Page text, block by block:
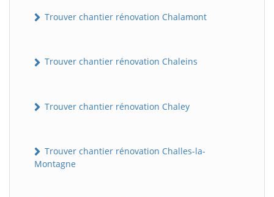
Trouver chantier rénovation Chalamont
Trouver chantier rénovation Chaleins
Trouver chantier rénovation Chaley
Trouver chantier rénovation Challes-la-
Montagne